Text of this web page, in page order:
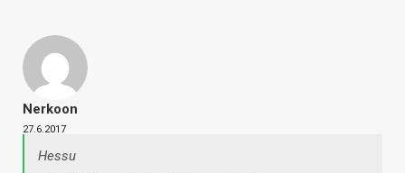
Nerkoon
27.6.2017
Hessu